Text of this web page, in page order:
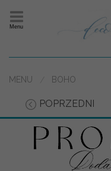
Menu
MENU BOHO
POPRZEDNI